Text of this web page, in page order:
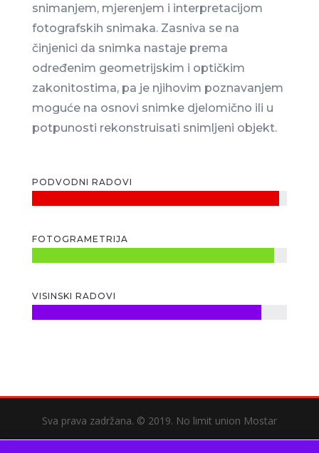
snimanjem, mjerenjem i interpretacijom
fotografskih snimaka. Zasniva se na
činjenici da snimka nastaje prema
određenim geometrijskim i optičkim
zakonitostima, pa je njihovim poznavanjem
moguće na osnovi snimke djelomično ili u
potpunosti rekonstruisati snimljeni objekt.
PODVODNI RADOVI
FOTOGRAMETRIJA
VISINSKI RADOVI
Sva prava zadržana. © 2019. No limit union Mostar